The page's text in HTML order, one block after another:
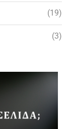
(19)
(3)